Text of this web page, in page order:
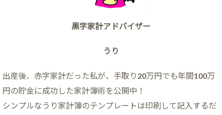
黒字家計アドバイザー
うり
出産後、赤字家計だった私が、手取り20万円でも年間100万
円の貯金に成功した家計簿術を公開中！
シンプルなうり家計簿のテンプレートは印刷して記入するだ